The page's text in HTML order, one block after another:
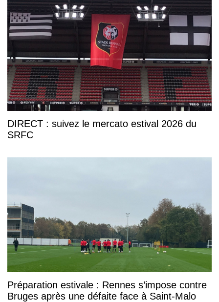
DIRECT : suivez le mercato estival 2026 du
SRFC
Préparation estivale : Rennes s’impose contre
Bruges après une défaite face à Saint-Malo